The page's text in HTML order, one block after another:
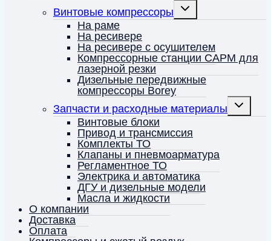
Винтовые компрессоры
Переключить
На раме
На ресивере
На ресивере с осушителем
Компрессорные станции CAPM для
лазерной резки
Дизельные передвижные
компрессоры Borey
Запчасти и расходные материалы
Винтовые блоки
Привод и трансмиссия
Комплекты ТО
Клапаны и пневмоарматура
Регламентное ТО
Электрика и автоматика
ДГУ и дизельные модели
Масла и жидкости
О компании
Доставка
Оплата